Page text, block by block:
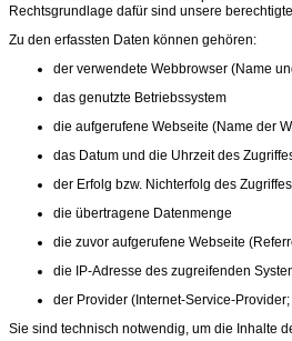
Rechtsgrundlage dafür sind unsere
Zu den erfassten Daten können gehören:
der verwendete Webbrowser (Name
das genutzte Betriebssystem
die aufgerufene Webseite (Name der
das Datum und die Uhrzeit des
der Erfolg bzw. Nichterfolg des Zugriffes
die übertragene Datenmenge
die zuvor aufgerufene Webseite
die IP-Adresse des zugreifenden
der Provider (Internet-Service-
Sie sind technisch notwendig, um die Inhalte